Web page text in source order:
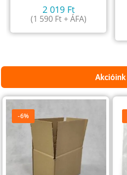
2 019 Ft
(1 590 Ft+ ÁFA)
Akcióink
-6%